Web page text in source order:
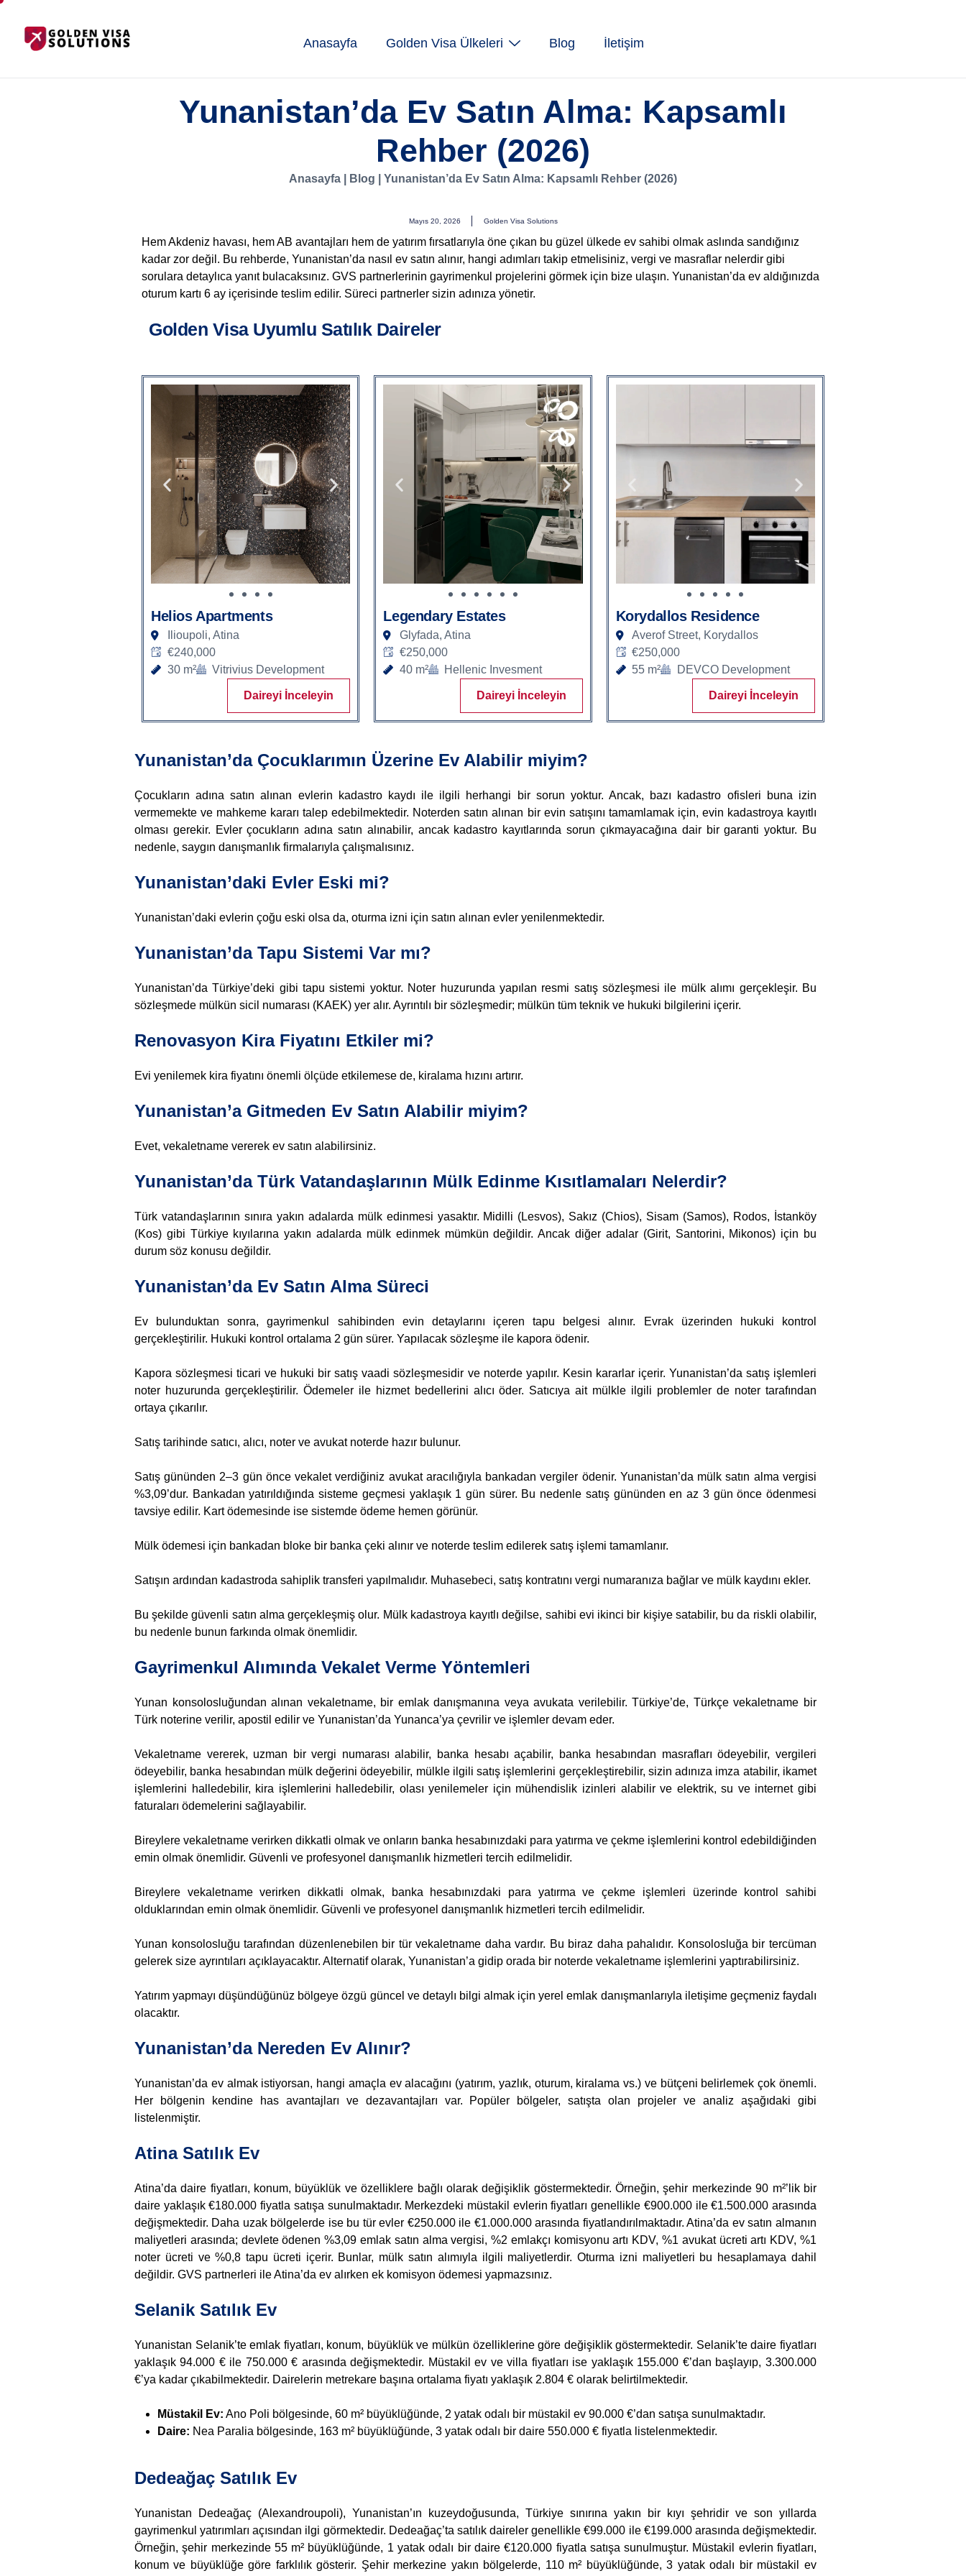
Anasayfa Golden Visa Ülkeleri Blog İletişim
Yunanistan’da Ev Satın Alma: Kapsamlı
Rehber (2026)
Anasayfa Blog Yunanistan’da Ev Satın Alma: Kapsamlı Rehber (2026)
Mayıs 20, 2026 Golden Visa Solutions
Hem Akdeniz havası, hem AB avantajları hem de yatırım fırsatlarıyla öne çıkan bu güzel ülkede ev sahibi olmak aslında sandığınız
kadar zor değil. Bu rehberde, Yunanistan’da nasıl ev satın alınır, hangi adımları takip etmelisiniz, vergi ve masraflar nelerdir gibi
sorulara detaylıca yanıt bulacaksınız. GVS partnerlerinin gayrimenkul projelerini görmek için bize ulaşın. Yunanistan’da ev aldığınızda
oturum kartı 6 ay içerisinde teslim edilir. Süreci partnerler sizin adınıza yönetir.
Golden Visa Uyumlu Satılık Daireler
Helios Apartments
Ilioupoli, Atina
€240,000
30 m²
Vitrivius Development
Daireyi İnceleyin
Legendary Estates
Glyfada, Atina
€250,000
40 m²
Hellenic Invesment
Daireyi İnceleyin
Korydallos Residence
Averof Street, Korydallos
€250,000
55 m²
DEVCO Development
Daireyi İnceleyin
Yunanistan’da Çocuklarımın Üzerine Ev Alabilir miyim?
Çocukların adına satın alınan evlerin kadastro kaydı ile ilgili herhangi bir sorun yoktur. Ancak, bazı kadastro ofisleri buna izin
vermemekte ve mahkeme kararı talep edebilmektedir. Noterden satın alınan bir evin satışını tamamlamak için, evin kadastroya kayıtlı
olması gerekir. Evler çocukların adına satın alınabilir, ancak kadastro kayıtlarında sorun çıkmayacağına dair bir garanti yoktur. Bu
nedenle, saygın danışmanlık firmalarıyla çalışmalısınız.
Yunanistan’daki Evler Eski mi?
Yunanistan’daki evlerin çoğu eski olsa da, oturma izni için satın alınan evler yenilenmektedir.
Yunanistan’da Tapu Sistemi Var mı?
Yunanistan’da Türkiye’deki gibi tapu sistemi yoktur. Noter huzurunda yapılan resmi satış sözleşmesi ile mülk alımı gerçekleşir. Bu
sözleşmede mülkün sicil numarası (KAEK) yer alır. Ayrıntılı bir sözleşmedir; mülkün tüm teknik ve hukuki bilgilerini içerir.
Renovasyon Kira Fiyatını Etkiler mi?
Evi yenilemek kira fiyatını önemli ölçüde etkilemese de, kiralama hızını artırır.
Yunanistan’a Gitmeden Ev Satın Alabilir miyim?
Evet, vekaletname vererek ev satın alabilirsiniz.
Yunanistan’da Türk Vatandaşlarının Mülk Edinme Kısıtlamaları Nelerdir?
Türk vatandaşlarının sınıra yakın adalarda mülk edinmesi yasaktır. Midilli (Lesvos), Sakız (Chios), Sisam (Samos), Rodos, İstanköy
(Kos) gibi Türkiye kıyılarına yakın adalarda mülk edinmek mümkün değildir. Ancak diğer adalar (Girit, Santorini, Mikonos) için bu
durum söz konusu değildir.
Yunanistan’da Ev Satın Alma Süreci
Ev bulunduktan sonra, gayrimenkul sahibinden evin detaylarını içeren tapu belgesi alınır. Evrak üzerinden hukuki kontrol
gerçekleştirilir. Hukuki kontrol ortalama 2 gün sürer. Yapılacak sözleşme ile kapora ödenir.
Kapora sözleşmesi ticari ve hukuki bir satış vaadi sözleşmesidir ve noterde yapılır. Kesin kararlar içerir. Yunanistan’da satış işlemleri
noter huzurunda gerçekleştirilir. Ödemeler ile hizmet bedellerini alıcı öder. Satıcıya ait mülkle ilgili problemler de noter tarafından
ortaya çıkarılır.
Satış tarihinde satıcı, alıcı, noter ve avukat noterde hazır bulunur.
Satış gününden 2–3 gün önce vekalet verdiğiniz avukat aracılığıyla bankadan vergiler ödenir. Yunanistan’da mülk satın alma vergisi
%3,09’dur. Bankadan yatırıldığında sisteme geçmesi yaklaşık 1 gün sürer. Bu nedenle satış gününden en az 3 gün önce ödenmesi
tavsiye edilir. Kart ödemesinde ise sistemde ödeme hemen görünür.
Mülk ödemesi için bankadan bloke bir banka çeki alınır ve noterde teslim edilerek satış işlemi tamamlanır.
Satışın ardından kadastroda sahiplik transferi yapılmalıdır. Muhasebeci, satış kontratını vergi numaranıza bağlar ve mülk kaydını ekler.
Bu şekilde güvenli satın alma gerçekleşmiş olur. Mülk kadastroya kayıtlı değilse, sahibi evi ikinci bir kişiye satabilir, bu da riskli olabilir,
bu nedenle bunun farkında olmak önemlidir.
Gayrimenkul Alımında Vekalet Verme Yöntemleri
Yunan konsolosluğundan alınan vekaletname, bir emlak danışmanına veya avukata verilebilir. Türkiye’de, Türkçe vekaletname bir
Türk noterine verilir, apostil edilir ve Yunanistan’da Yunanca’ya çevrilir ve işlemler devam eder.
Vekaletname vererek, uzman bir vergi numarası alabilir, banka hesabı açabilir, banka hesabından masrafları ödeyebilir, vergileri
ödeyebilir, banka hesabından mülk değerini ödeyebilir, mülkle ilgili satış işlemlerini gerçekleştirebilir, sizin adınıza imza atabilir, ikamet
işlemlerini halledebilir, kira işlemlerini halledebilir, olası yenilemeler için mühendislik izinleri alabilir ve elektrik, su ve internet gibi
faturaları ödemelerini sağlayabilir.
Bireylere vekaletname verirken dikkatli olmak ve onların banka hesabınızdaki para yatırma ve çekme işlemlerini kontrol edebildiğinden
emin olmak önemlidir. Güvenli ve profesyonel danışmanlık hizmetleri tercih edilmelidir.
Bireylere vekaletname verirken dikkatli olmak, banka hesabınızdaki para yatırma ve çekme işlemleri üzerinde kontrol sahibi
olduklarından emin olmak önemlidir. Güvenli ve profesyonel danışmanlık hizmetleri tercih edilmelidir.
Yunan konsolosluğu tarafından düzenlenebilen bir tür vekaletname daha vardır. Bu biraz daha pahalıdır. Konsolosluğa bir tercüman
gelerek size ayrıntıları açıklayacaktır. Alternatif olarak, Yunanistan’a gidip orada bir noterde vekaletname işlemlerini yaptırabilirsiniz.
Yatırım yapmayı düşündüğünüz bölgeye özgü güncel ve detaylı bilgi almak için yerel emlak danışmanlarıyla iletişime geçmeniz faydalı
olacaktır.
Yunanistan’da Nereden Ev Alınır?
Yunanistan’da ev almak istiyorsan, hangi amaçla ev alacağını (yatırım, yazlık, oturum, kiralama vs.) ve bütçeni belirlemek çok önemli.
Her bölgenin kendine has avantajları ve dezavantajları var. Popüler bölgeler, satışta olan projeler ve analiz aşağıdaki gibi
listelenmiştir.
Atina Satılık Ev
Atina’da daire fiyatları, konum, büyüklük ve özelliklere bağlı olarak değişiklik göstermektedir. Örneğin, şehir merkezinde 90 m²’lik bir
daire yaklaşık €180.000 fiyatla satışa sunulmaktadır. Merkezdeki müstakil evlerin fiyatları genellikle €900.000 ile €1.500.000 arasında
değişmektedir. Daha uzak bölgelerde ise bu tür evler €250.000 ile €1.000.000 arasında fiyatlandırılmaktadır. Atina’da ev satın almanın
maliyetleri arasında; devlete ödenen %3,09 emlak satın alma vergisi, %2 emlakçı komisyonu artı KDV, %1 avukat ücreti artı KDV, %1
noter ücreti ve %0,8 tapu ücreti içerir. Bunlar, mülk satın alımıyla ilgili maliyetlerdir. Oturma izni maliyetleri bu hesaplamaya dahil
değildir. GVS partnerleri ile Atina’da ev alırken ek komisyon ödemesi yapmazsınız.
Selanik Satılık Ev
Yunanistan Selanik’te emlak fiyatları, konum, büyüklük ve mülkün özelliklerine göre değişiklik göstermektedir. Selanik’te daire fiyatları
yaklaşık 94.000 € ile 750.000 € arasında değişmektedir. Müstakil ev ve villa fiyatları ise yaklaşık 155.000 €’dan başlayıp, 3.300.000
€’ya kadar çıkabilmektedir. Dairelerin metrekare başına ortalama fiyatı yaklaşık 2.804 € olarak belirtilmektedir.
Müstakil Ev: Ano Poli bölgesinde, 60 m² büyüklüğünde, 2 yatak odalı bir müstakil ev 90.000 €’dan satışa sunulmaktadır.
Daire: Nea Paralia bölgesinde, 163 m² büyüklüğünde, 3 yatak odalı bir daire 550.000 € fiyatla listelenmektedir.
Dedeağaç Satılık Ev
Yunanistan Dedeağaç (Alexandroupoli), Yunanistan’ın kuzeydoğusunda, Türkiye sınırına yakın bir kıyı şehridir ve son yıllarda
gayrimenkul yatırımları açısından ilgi görmektedir. Dedeağaç’ta satılık daireler genellikle €99.000 ile €199.000 arasında değişmektedir.
Örneğin, şehir merkezinde 55 m² büyüklüğünde, 1 yatak odalı bir daire €120.000 fiyatla satışa sunulmuştur. Müstakil evlerin fiyatları,
konum ve büyüklüğe göre farklılık gösterir. Şehir merkezine yakın bölgelerde, 110 m² büyüklüğünde, 3 yatak odalı bir müstakil ev